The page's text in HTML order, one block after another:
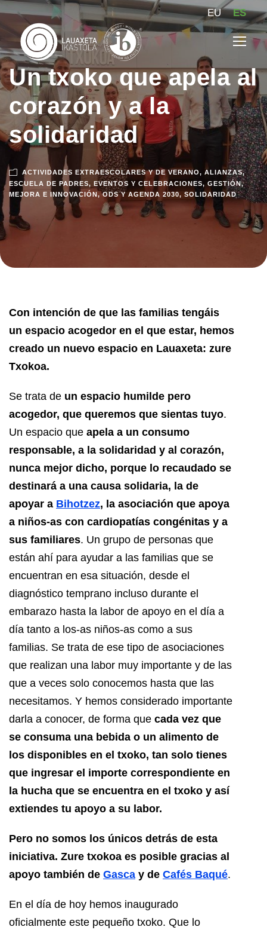
EU ES
Un txoko que apela al
corazón y a la
solidaridad
ACTIVIDADES EXTRAESCOLARES Y DE VERANO, ALIANZAS,
ESCUELA DE PADRES, EVENTOS Y CELEBRACIONES, GESTIÓN,
MEJORA E INNOVACIÓN, ODS Y AGENDA 2030, SOLIDARIDAD
Con intención de que las familias tengáis
un espacio acogedor en el que estar, hemos
creado un nuevo espacio en Lauaxeta: zure
Txokoa.
Se trata de un espacio humilde pero
acogedor, que queremos que sientas tuyo.
Un espacio que apela a un consumo
responsable, a la solidaridad y al corazón,
nunca mejor dicho, porque lo recaudado se
destinará a una causa solidaria, la de
apoyar a Bihotzez, la asociación que apoya
a niños-as con cardiopatías congénitas y a
sus familiares. Un grupo de personas que
están ahí para ayudar a las familias que se
encuentran en esa situación, desde el
diagnóstico temprano incluso durante el
embarazo hasta la labor de apoyo en el día a
día tanto a los-as niños-as como a sus
familias. Se trata de ese tipo de asociaciones
que realizan una labor muy importante y de las
que a veces solo conocemos hasta que las
necesitamos. Y hemos considerado importante
darla a conocer, de forma que cada vez que
se consuma una bebida o un alimento de
los disponibles en el txoko, tan solo tienes
que ingresar el importe correspondiente en
la hucha que se encuentra en el txoko y así
extiendes tu apoyo a su labor.
Pero no somos los únicos detrás de esta
iniciativa. Zure txokoa es posible gracias al
apoyo también de Gasca y de Cafés Baqué.
En el día de hoy hemos inaugurado
oficialmente este pequeño txoko. Que lo